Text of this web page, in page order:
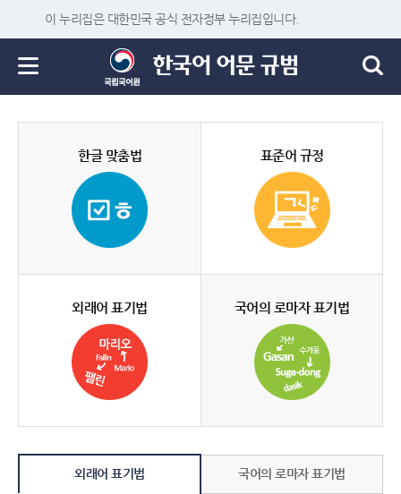
이 누리집은 대한민국 공식 전자정부 누리집입니다.
한글 맞춤법 표준어 규정
외래어 표기법 국어의 로마자 표기법
외래어 표기법 국어의 로마자 표기법